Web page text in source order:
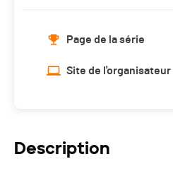
Page de la série
Site de l'organisateur
Description